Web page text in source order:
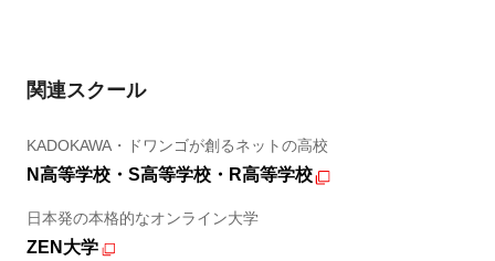
関連スクール
KADOKAWA・ドワンゴが創るネットの高校
N高等学校・S高等学校・R高等学校
日本発の本格的なオンライン大学
ZEN大学